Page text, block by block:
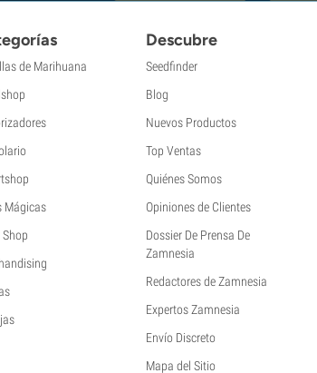
de Marihuana
Mágicas
Shop
Descubre
Seedfinder
Blog
Nuevos Productos
Top Ventas
Quiénes Somos
Opiniones de Clientes
Dossier De Prensa De
Zamnesia
Redactores de Zamnesia
Expertos Zamnesia
Envío Discreto
Mapa del Sitio